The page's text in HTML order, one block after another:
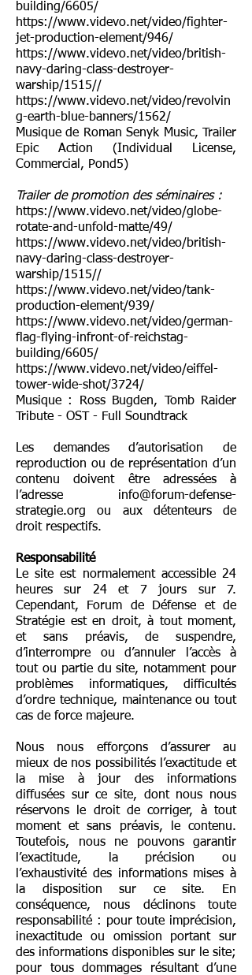
building/6605/
https://www.videvo.net/video/fighter-
jet-production-element/946/
https://www.videvo.net/video/british-
navy-daring-class-destroyer-
warship/1515//
https://www.videvo.net/video/revolvin
g-earth-blue-banners/1562/
Musique de Roman Senyk Music, Trailer
Epic Action (Individual License,
Commercial, Pond5)
Trailer de promotion des séminaires :
https://www.videvo.net/video/globe-
rotate-and-unfold-matte/49/
https://www.videvo.net/video/british-
navy-daring-class-destroyer-
warship/1515//
https://www.videvo.net/video/tank-
production-element/939/
https://www.videvo.net/video/german-
flag-flying-infront-of-reichstag-
building/6605/
https://www.videvo.net/video/eiffel-
tower-wide-shot/3724/
Musique : Ross Bugden, Tomb Raider
Tribute - OST - Full Soundtrack
Les demandes d’autorisation de
reproduction ou de représentation d’un
contenu doivent être adressées à
l’adresse info@forum-defense-
strategie.org ou aux détenteurs de
droit respectifs.
Responsabilité
Le site est normalement accessible 24
heures sur 24 et 7 jours sur 7.
Cependant, Forum de Défense et de
Stratégie est en droit, à tout moment,
et sans préavis, de suspendre,
d’interrompre ou d’annuler l’accès à
tout ou partie du site, notamment pour
problèmes informatiques, difficultés
d’ordre technique, maintenance ou tout
cas de force majeure.
Nous nous efforçons d’assurer au
mieux de nos possibilités l’exactitude et
la mise à jour des informations
diffusées sur ce site, dont nous nous
réservons le droit de corriger, à tout
moment et sans préavis, le contenu.
Toutefois, nous ne pouvons garantir
l’exactitude, la précision ou
l’exhaustivité des informations mises à
la disposition sur ce site. En
conséquence, nous déclinons toute
responsabilité : pour toute imprécision,
inexactitude ou omission portant sur
des informations disponibles sur le site;
pour tous dommages résultant d’une